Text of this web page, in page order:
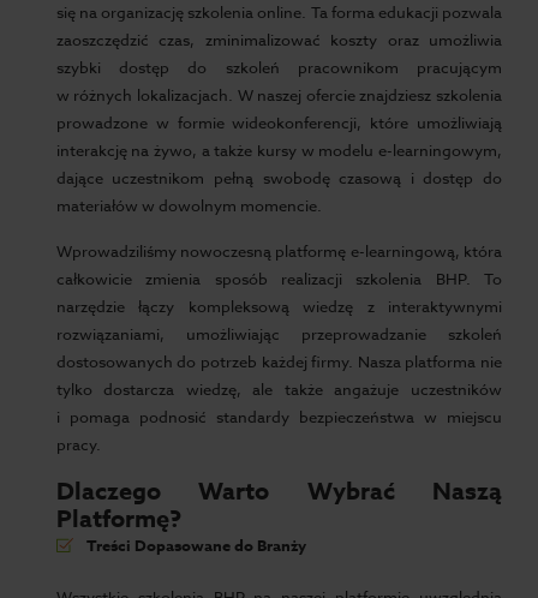
się na organizację szkolenia online. Ta forma edukacji pozwala
zaoszczędzić czas, zminimalizować koszty oraz umożliwia
szybki dostęp do szkoleń pracownikom pracującym
w różnych lokalizacjach. W naszej ofercie znajdziesz szkolenia
prowadzone w formie wideokonferencji, które umożliwiają
interakcję na żywo, a także kursy w modelu e-learningowym,
dające uczestnikom pełną swobodę czasową i dostęp do
materiałów w dowolnym momencie.
Wprowadziliśmy nowoczesną platformę e-learningową, która
całkowicie zmienia sposób realizacji szkolenia BHP. To
narzędzie łączy kompleksową wiedzę z interaktywnymi
rozwiązaniami, umożliwiając przeprowadzanie szkoleń
dostosowanych do potrzeb każdej firmy. Nasza platforma nie
tylko dostarcza wiedzę, ale także angażuje uczestników
i pomaga podnosić standardy bezpieczeństwa w miejscu
pracy.
Dlaczego Warto Wybrać Naszą
Platformę?
Treści Dopasowane do Branży